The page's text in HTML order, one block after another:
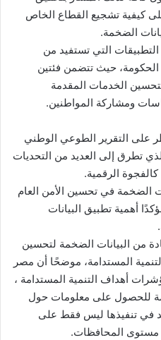
على كيفية تشجيع القطاع الخاص
الضخمة.
التي تستفيد من
الحكومة، حيث تتضمن فئتين
الخدمات المقدمة
ومشاركة المواطنين.
على التقرير الطوعي الوطني
تطرق إلى العديد من التحديات
الرقمية.
الضخمة في تحسين الأمن العام
أهمية تطبيق البيانات
من البيانات الضخمة لتحسين
المستدامة، موضحًا أن مصر
يقرب من 50٪ من مؤشرات أهداف التنمية المستدامة ،
للحصول على معلومات حول
في تنفيذها ليس فقط على
مستوى المحافظات.